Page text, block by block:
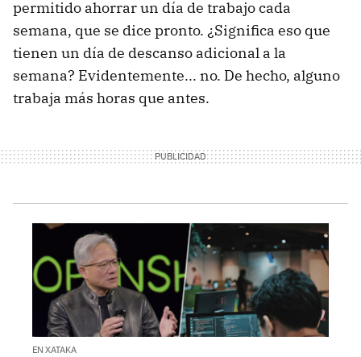
permitido ahorrar un día de trabajo cada
semana, que se dice pronto. ¿Significa eso que
tienen un día de descanso adicional a la
semana? Evidentemente... no. De hecho, alguno
trabaja más horas que antes.
EN XATAKA